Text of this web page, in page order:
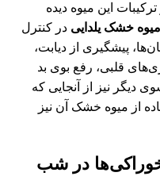
این میوه دیده
میوه خشک یلدایی در کنترل
پیشگیری از دیابت،
قلبی، رفع بوی بد
دیگر نیز از آنجایی که
از میوه خشک آن نیز
خوراکی‌ها در شب